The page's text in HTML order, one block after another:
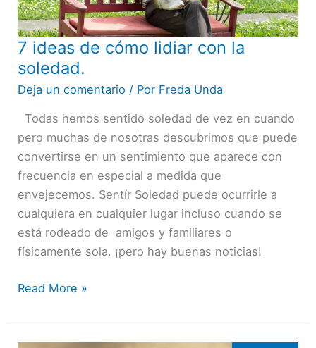
7 ideas de cómo lidiar con la
soledad.
Deja un comentario / Por Freda Unda
Todas hemos sentido soledad de vez en cuando
pero muchas de nosotras descubrimos que puede
convertirse en un sentimiento que aparece con
frecuencia en especial a medida que
envejecemos. Sentír Soledad puede ocurrirle a
cualquiera en cualquier lugar incluso cuando se
está rodeado de amigos y familiares o
físicamente sola. ¡pero hay buenas noticias!
7
ideas
de
lidiar
con
la
soledad.
Read More »